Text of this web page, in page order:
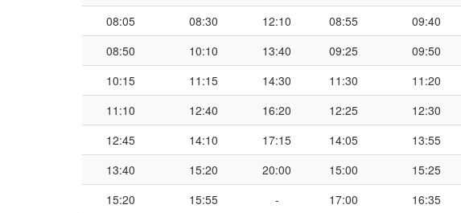
08:05
08:30 12:10 08:55 09:40
08:50
10:10 13:40 09:25 09:50
10:15
11:15 14:30 11:30 11:20
11:10
12:40 16:20 12:25 12:30
12:45
14:10 17:15 14:05 13:55
13:40
15:20 20:00 15:00 15:25
15:20
15:55 - 17:00 16:35